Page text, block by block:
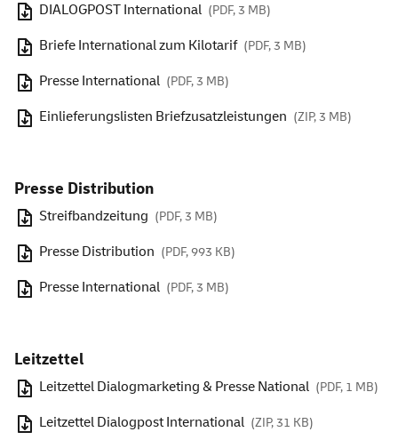
DIALOGPOST International (PDF, 3 MB)
Briefe International zum Kilotarif (PDF, 3 MB)
Presse International (PDF, 3 MB)
Einlieferungslisten Briefzusatzleistungen (ZIP, 3 MB)
Presse Distribution
Streifbandzeitung (PDF, 3 MB)
Presse Distribution (PDF, 993 KB)
Presse International (PDF, 3 MB)
Leitzettel
Leitzettel Dialogmarketing & Presse National (PDF, 1 MB)
Leitzettel Dialogpost International (ZIP, 31 KB)